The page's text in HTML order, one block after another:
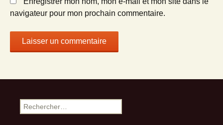
navigateur pour mon prochain commentaire.
Rechercher :